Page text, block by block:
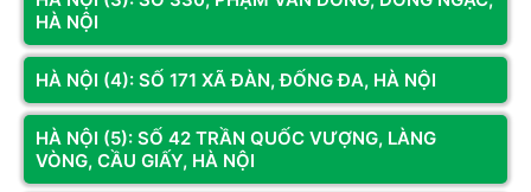
HÀ NỘI
HÀ NỘI (4): SỐ 171 XÃ ĐÀN, ĐỐNG ĐA, HÀ NỘI
HÀ NỘI (5): SỐ 42 TRẦN QUỐC VƯỢNG, LÀNG
VÒNG, CẦU GIẤY, HÀ NỘI